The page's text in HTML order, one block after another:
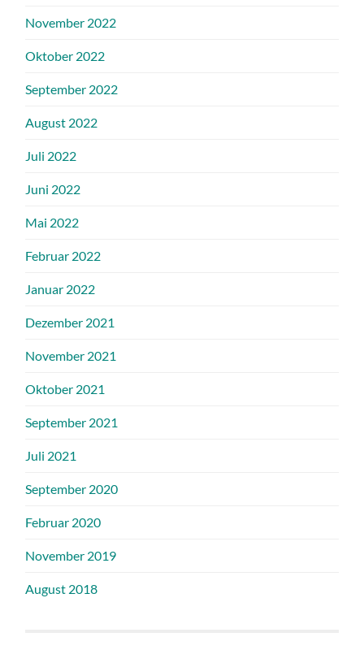
November 2022
Oktober 2022
September 2022
August 2022
Juli 2022
Juni 2022
Mai 2022
Februar 2022
Januar 2022
Dezember 2021
November 2021
Oktober 2021
September 2021
Juli 2021
September 2020
Februar 2020
November 2019
August 2018